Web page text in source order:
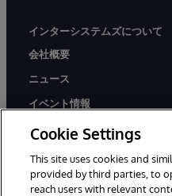
インターシステムズについて
会社概要
ニュース
イベント情報
採用情報
Cookie Settings
This site uses cookies and
provided by third parties, to
reach users with relevant